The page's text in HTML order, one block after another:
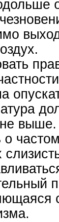
выше.
о